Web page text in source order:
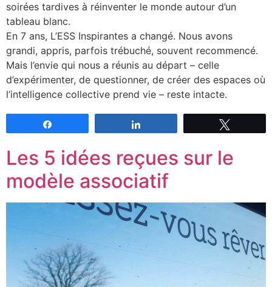
soirées tardives à réinventer le monde autour d’un
tableau blanc.
En 7 ans, L’ESS Inspirantes a changé. Nous avons
grandi, appris, parfois trébuché, souvent recommencé.
Mais l’envie qui nous a réunis au départ – celle
d’expérimenter, de questionner, de créer des espaces où
l’intelligence collective prend vie – reste intacte.
Les 5 idées reçues sur le
modèle associatif